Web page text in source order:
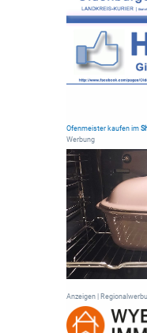
Ofenmeister kaufen im
Werbung
Anzeigen |